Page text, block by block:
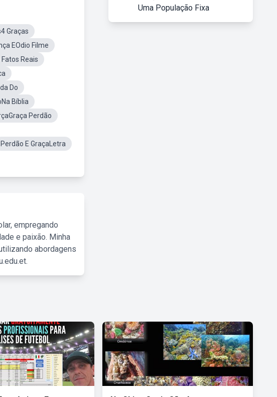
Graças
EOdio Filme
Reais
Do
Bíblia
Perdão
Perdão E GraçaLetra
empregando
e paixão. Minha
abordagens
Uma População Fixa